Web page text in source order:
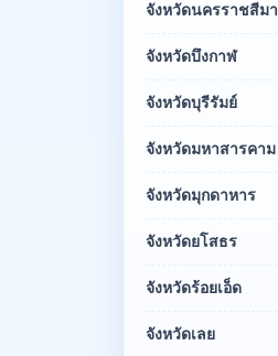
จังหวัดนครราชสีมา
จังหวัดบึงกาฬ
จังหวัดบุรีรัมย์
จังหวัดมหาสารคาม
จังหวัดมุกดาหาร
จังหวัดยโสธร
จังหวัดร้อยเอ็ด
จังหวัดเลย